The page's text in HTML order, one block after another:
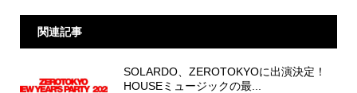
関連記事
SOLARDO、ZEROTOKYOに出演決定！
HOUSEミュージックの最...